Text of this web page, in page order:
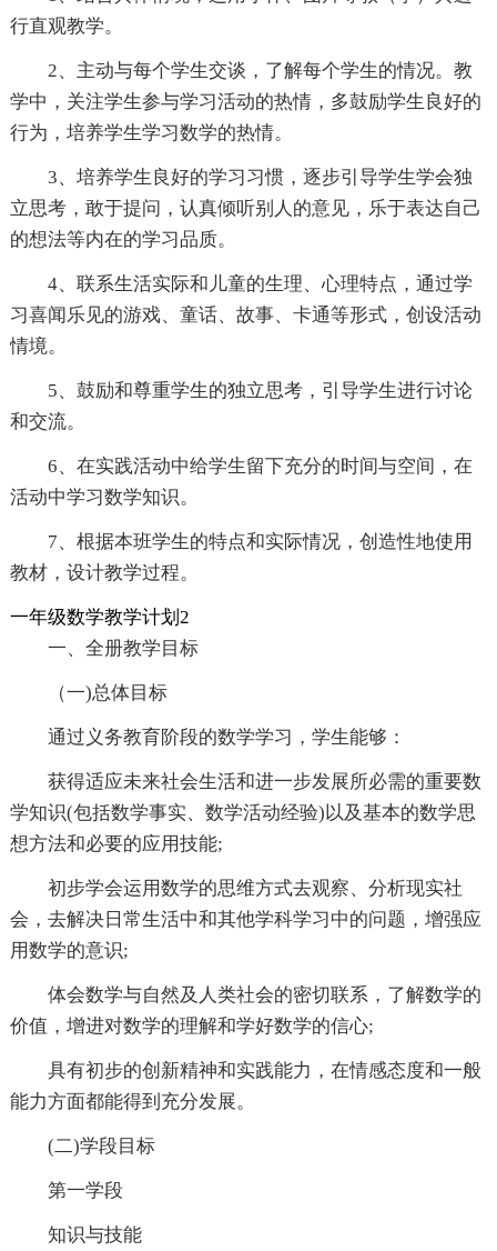
行直观教学。
2、主动与每个学生交谈，了解每个学生的情况。教
学中，关注学生参与学习活动的热情，多鼓励学生良好的
行为，培养学生学习数学的热情。
3、培养学生良好的学习习惯，逐步引导学生学会独
立思考，敢于提问，认真倾听别人的意见，乐于表达自己
的想法等内在的学习品质。
4、联系生活实际和儿童的生理、心理特点，通过学
习喜闻乐见的游戏、童话、故事、卡通等形式，创设活动
情境。
5、鼓励和尊重学生的独立思考，引导学生进行讨论
和交流。
6、在实践活动中给学生留下充分的时间与空间，在
活动中学习数学知识。
7、根据本班学生的特点和实际情况，创造性地使用
教材，设计教学过程。
一年级数学教学计划2
一、全册教学目标
（一)总体目标
通过义务教育阶段的数学学习，学生能够：
获得适应未来社会生活和进一步发展所必需的重要数
学知识(包括数学事实、数学活动经验)以及基本的数学思
想方法和必要的应用技能;
初步学会运用数学的思维方式去观察、分析现实社
会，去解决日常生活中和其他学科学习中的问题，增强应
用数学的意识;
体会数学与自然及人类社会的密切联系，了解数学的
价值，增进对数学的理解和学好数学的信心;
具有初步的创新精神和实践能力，在情感态度和一般
能力方面都能得到充分发展。
(二)学段目标
第一学段
知识与技能